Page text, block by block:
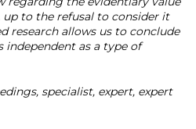
to the refusal to consider it
research allows us to conclude
independent as a type of
specialist, expert, expert